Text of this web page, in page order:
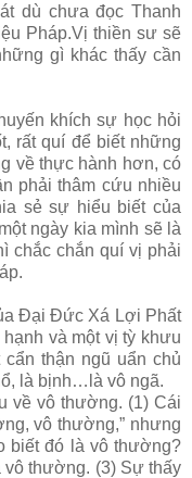
dù chưa đọc Thanh
Pháp.Vị thiền sư sẽ
gì khác thấy cần
khích sự học hỏi
rất quí để biết những
về thực hành hơn, có
phải thâm cứu nhiều
sẻ sự hiểu biết của
ngày kia mình sẽ là
chắc chắn quí vị phải
Đại Đức Xá Lợi Phất
và một vị tỳ khưu
thận ngũ uẩn chủ
là bịnh…là vô ngã.
về vô thường. (1) Cái
vô thường,” nhưng
biết đó là vô thường?
vô thường. (3) Sự thấy